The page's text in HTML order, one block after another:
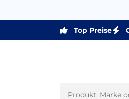
Top Preise